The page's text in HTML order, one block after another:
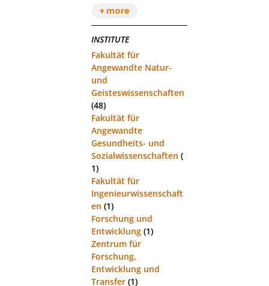
+ more
INSTITUTE
Fakultät für
Angewandte Natur-
und
Geisteswissenschaften
(48)
Fakultät für
Angewandte
Gesundheits- und
Sozialwissenschaften (
1)
Fakultät für
Ingenieurwissenschaft
en (1)
Forschung und
Entwicklung (1)
Zentrum für
Forschung,
Entwicklung und
Transfer (1)